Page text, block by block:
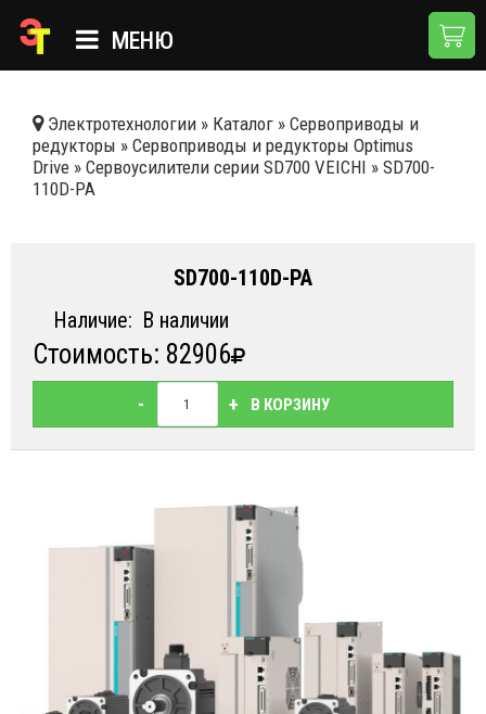
МЕНЮ
КАТАЛОГ
О КОМПАНИИ
ДОСТАВКА И ОПЛАТА
КОНТАКТЫ
Электротехнологии » Каталог » Сервоприводы и
редукторы » Сервоприводы и редукторы Optimus
Drive » Сервоусилители серии SD700 VEICHI » SD700-
110D-PA
SD700-110D-PA
Наличие: В наличии
Стоимость: 82906
- + В КОРЗИНУ